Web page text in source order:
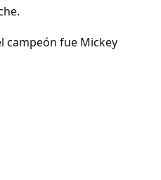
campeón fue Mickey